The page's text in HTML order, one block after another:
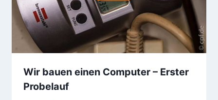
Wir bauen einen Computer – Erster
Probelauf